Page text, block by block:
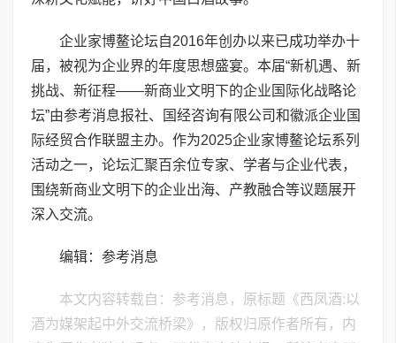
企业家博鳌论坛自2016年创办以来已成功举办十
届，被视为企业界的年度思想盛宴。本届“新机遇、新
挑战、新征程——新商业文明下的企业国际化战略论
坛”由参考消息报社、国经咨询有限公司和徽派企业国
际经贸合作联盟主办。作为2025企业家博鳌论坛系列
活动之一，论坛汇聚百余位专家、学者与企业代表，
围绕新商业文明下的企业出海、产教融合等议题展开
深入交流。
编辑：参考消息
本文内容转载自：参考消息，原标题《西凤酒:以
酒为媒架起中外交流桥梁》，版权归原作者所有，内